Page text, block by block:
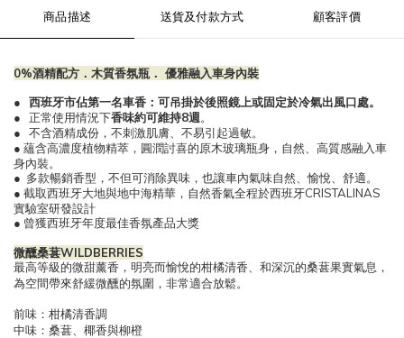
商品描述 送貨及付款方式 顧客評價
0%酒精配方 ． 木質香氛瓶 ． 優雅融入車身內裝
● 西班牙市佔第一名車香：可吊掛於後照鏡上或固定於冷氣出風口處。
● 正常使用情況下香味約可維持8週 。
● 不含酒精成份，不刺激肌膚、不易引起過敏。
● 蘊含高濃度植物精萃，圓潤討喜的原木玻璃瓶身，自然、高質感融入車
身內裝。
● 多款暢銷香型，不但可消除異味，也讓車內氣味自然、愉悅、舒適。
● 截取西班牙大地與地中海精華，自然香氣全程於西班牙CRISTALINAS
實驗室研發設計
● 曾獲西班牙年度最佳香氛產品大獎
微醺桑葚WILDBERRIES
最高等級的微甜薰香，明亮而愉悅的柑橘清香、和深沉的桑葚果實氣息，
為空間帶來舒緩微醺的氛圍，非常適合放鬆。
前味：柑橘清香調
中味：桑葚、椰香與柳橙